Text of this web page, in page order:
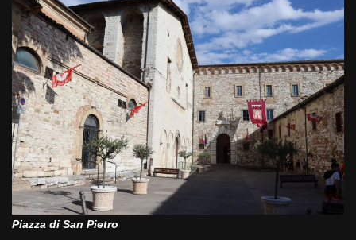
Piazza di San Pietro